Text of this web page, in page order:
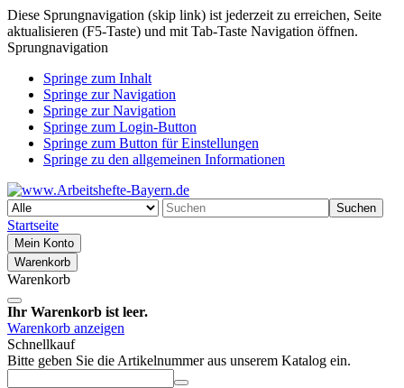
Diese Sprungnavigation (skip link) ist jederzeit zu erreichen, Seite
aktualisieren (F5-Taste) und mit Tab-Taste Navigation öffnen.
Sprungnavigation
Springe zum Inhalt
Springe zur Navigation
Springe zur Navigation
Springe zum Login-Button
Springe zum Button für Einstellungen
Springe zu den allgemeinen Informationen
Suchen
Startseite
Mein Konto
Warenkorb
Warenkorb
Ihr Warenkorb ist leer.
Warenkorb anzeigen
Schnellkauf
Bitte geben Sie die Artikelnummer aus unserem Katalog ein.